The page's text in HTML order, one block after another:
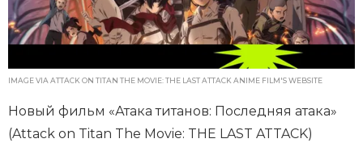
IMAGE VIA ATTACK ON TITAN THE MOVIE: THE LAST ATTACK ANIME FILM'S WEBSITE
Новый фильм «Атака титанов: Последняя атака»
(Attack on Titan The Movie: THE LAST ATTACK)